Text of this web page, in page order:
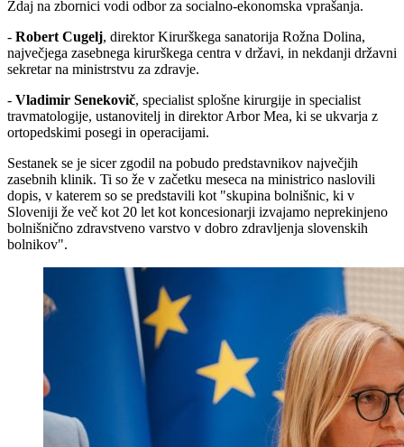
Zdaj na zbornici vodi odbor za socialno-ekonomska vprašanja.
- Robert Cugelj, direktor Kirurškega sanatorija Rožna Dolina,
največjega zasebnega kirurškega centra v državi, in nekdanji državni
sekretar na ministrstvu za zdravje.
- Vladimir Senekovič, specialist splošne kirurgije in specialist
travmatologije, ustanovitelj in direktor Arbor Mea, ki se ukvarja z
ortopedskimi posegi in operacijami.
Sestanek se je sicer zgodil na pobudo predstavnikov največjih
zasebnih klinik. Ti so že v začetku meseca na ministrico naslovili
dopis, v katerem so se predstavili kot "skupina bolnišnic, ki v
Sloveniji že več kot 20 let kot koncesionarji izvajamo neprekinjeno
bolnišnično zdravstveno varstvo v dobro zdravljenja slovenskih
bolnikov".